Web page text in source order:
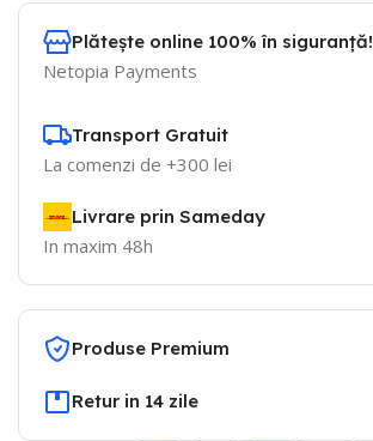
Plătește online 100% în siguranță!
Netopia Payments
Transport Gratuit
La comenzi de +300 lei
Livrare prin Sameday
In maxim 48h
Produse Premium
Retur in 14 zile